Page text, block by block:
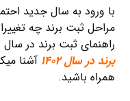
با ورود به سال جدید
مراحل ثبت برند چه
راهنمای ثبت برند در سال ۱۴۰۲ است که شما را با زیر و بم
برند در سال ۱۴۰۲
آشنا
همراه باشید.